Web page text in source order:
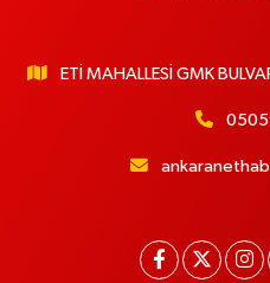
ETİ MAHALLESİ GMK